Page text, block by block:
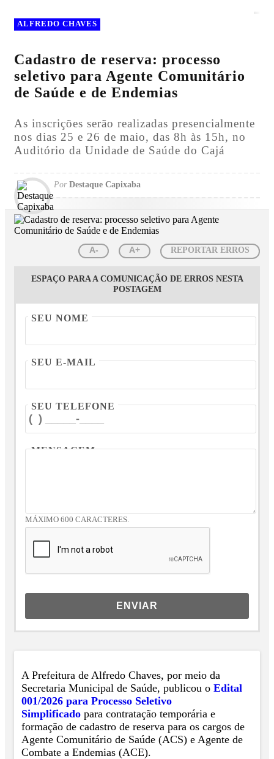
ALFREDO CHAVES
Cadastro de reserva: processo
seletivo para Agente Comunitário
de Saúde e de Endemias
As inscrições serão realizadas presencialmente
nos dias 25 e 26 de maio, das 8h às 15h, no
Auditório da Unidade de Saúde do Cajá
PorDestaque Capixaba
A- A+ REPORTAR ERROS
ESPAÇO PARA A COMUNICAÇÃO DE ERROS NESTA
POSTAGEM
SEU NOME
SEU E-MAIL
SEU TELEFONE
MENSAGEM
MÁXIMO 600 CARACTERES.
ENVIAR
A Prefeitura de Alfredo Chaves, por meio da
Secretaria Municipal de Saúde, publicou o Edital
001/2026 para Processo Seletivo
Simplificado para contratação temporária e
formação de cadastro de reserva para os cargos de
Agente Comunitário de Saúde (ACS) e Agente de
Combate a Endemias (ACE).